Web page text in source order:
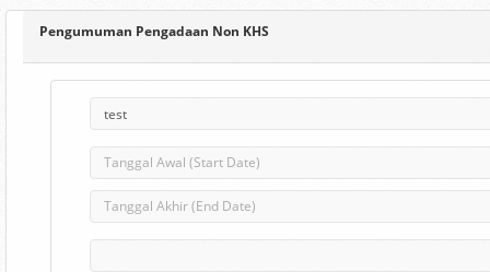
Pengumuman Pengadaan Non KHS